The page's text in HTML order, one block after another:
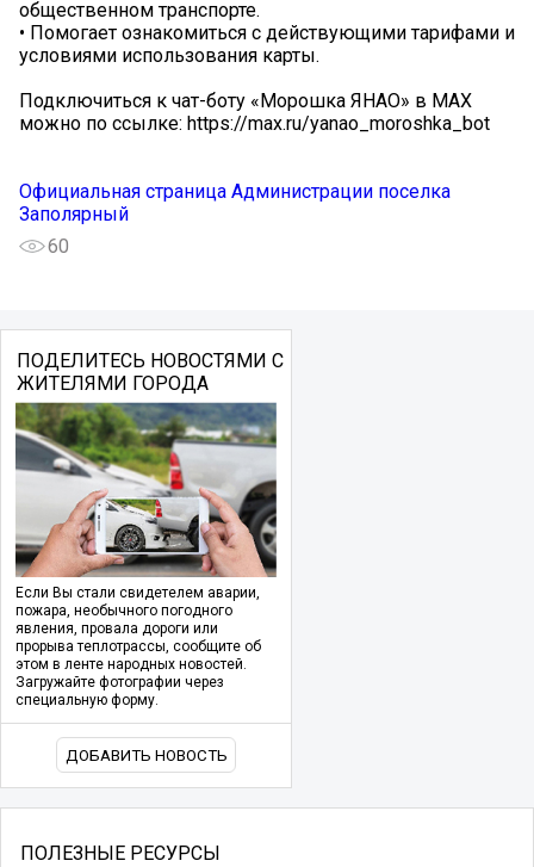
общественном транспорте.
• Помогает ознакомиться с действующими тарифами и
условиями использования карты.
Подключиться к чат-боту «Морошка ЯНАО» в МАХ
можно по ссылке: https://max.ru/yanao_moroshka_bot
Официальная страница Администрации поселка
Заполярный
60
ПОДЕЛИТЕСЬ НОВОСТЯМИ С
ЖИТЕЛЯМИ ГОРОДА
Если Вы стали свидетелем аварии,
пожара, необычного погодного
явления, провала дороги или
прорыва теплотрассы, сообщите об
этом в ленте народных новостей.
Загружайте фотографии через
специальную форму.
ДОБАВИТЬ НОВОСТЬ
ПОЛЕЗНЫЕ РЕСУРСЫ